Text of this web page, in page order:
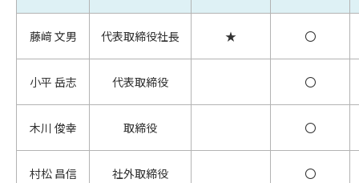
藤﨑 文男 代表取締役社長 ★ 〇
小平 岳志 代表取締役 〇
木川 俊幸 取締役 〇
村松 昌信 社外取締役 〇